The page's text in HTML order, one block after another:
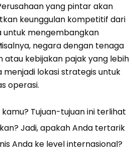
yang pintar akan
keunggulan kompetitif dari
untuk mengembangkan
negara dengan tenaga
atau kebijakan pajak yang lebih
menjadi lokasi strategis untuk
operasi.
Tujuan-tujuan ini terlihat
Jadi, apakah Anda tertarik
Anda ke level internasional?